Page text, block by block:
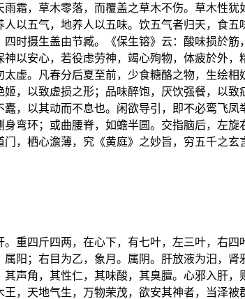
霜，草木零落，而覆盖之草木不伤。草木性犹
以五气，地养人以五味。饮五气者归天，食
时摄生盖由节臧。《保生镕》云：酸味损於
以安心，若役虑劳神，竭心殉物，体疲於外
虚。凡春分后夏至前，少食糖酪之物，生绘
，以致虚损之形；品味醉饱，厌饮强餐，以
，以其动而不息也。闲欲导引，即不必鸾飞
弯环；或曲腰脊，如蟾半圆。交指脑后，左
，栖心澹薄，究《黄庭》之妙旨，穷五千之
重四斤四两，在心下，有七叶，左三叶，右
阳；右目为乙，象月。属阴。肝放液为汨，
声角，其性仁，其味酸，其臭膻。心邪入肝
，天地气生，万物荣茂，欲安其神者，当泽